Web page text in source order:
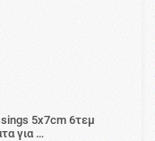
5x7cm 6τεμ
για …